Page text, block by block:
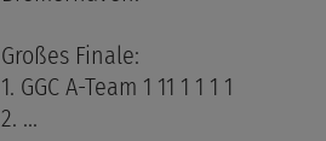
Großes Finale:
1. GGC A-Team 1 11 1 1 1 1
2. ...